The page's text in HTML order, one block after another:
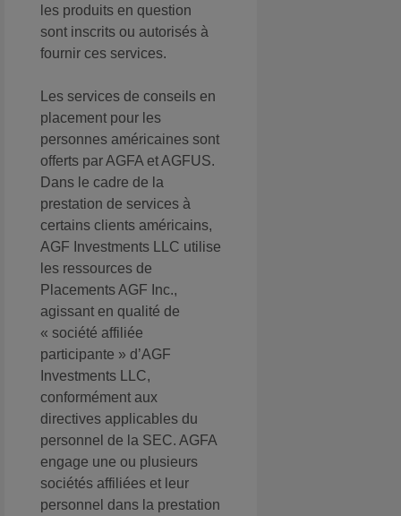
les produits en question
sont inscrits ou autorisés à
fournir ces services.
Les services de conseils en
placement pour les
personnes américaines sont
offerts par AGFA et AGFUS.
Dans le cadre de la
prestation de services à
certains clients américains,
AGF Investments LLC utilise
les ressources de
Placements AGF Inc.,
agissant en qualité de
« société affiliée
participante » d’AGF
Investments LLC,
conformément aux
directives applicables du
personnel de la SEC. AGFA
engage une ou plusieurs
sociétés affiliées et leur
personnel dans la prestation